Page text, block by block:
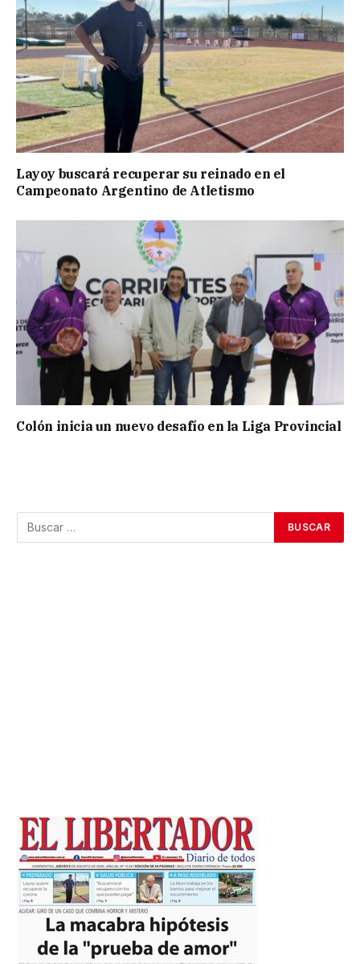
Layoy buscará recuperar su reinado en el
Campeonato Argentino de Atletismo
Colón inicia un nuevo desafío en la Liga Provincial